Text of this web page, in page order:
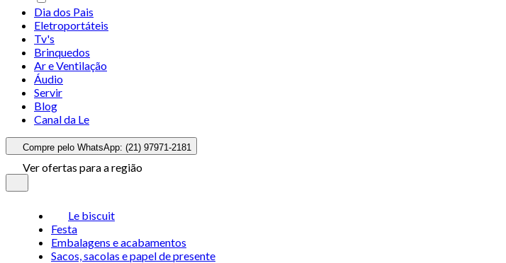
Dia dos Pais
Eletroportáteis
Tv's
Brinquedos
Ar e Ventilação
Áudio
Servir
Blog
Canal da Le
Compre pelo WhatsApp: (21) 97971-2181
Ver ofertas para a região
Le biscuit
Festa
Embalagens e acabamentos
Sacos, sacolas e papel de presente